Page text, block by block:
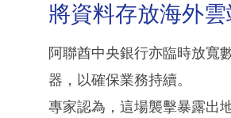
將資料存放海外
阿聯酋中央銀行亦臨時放寬
器，以確保業務持續。
專家認為，這場襲擊暴露出